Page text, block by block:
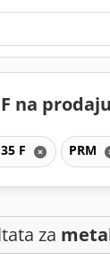
na prodaju
F PRM
za